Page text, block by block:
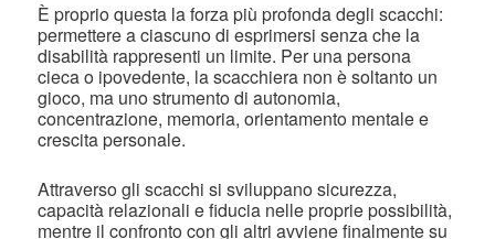
È proprio questa la forza più profonda degli scacchi:
permettere a ciascuno di esprimersi senza che la
disabilità rappresenti un limite. Per una persona
cieca o ipovedente, la scacchiera non è soltanto un
gioco, ma uno strumento di autonomia,
concentrazione, memoria, orientamento mentale e
crescita personale.
Attraverso gli scacchi si sviluppano sicurezza,
capacità relazionali e fiducia nelle proprie possibilità,
mentre il confronto con gli altri avviene finalmente su